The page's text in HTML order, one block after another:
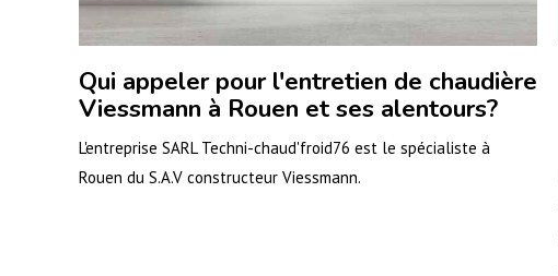
Qui appeler pour l'entretien de chaudière
Viessmann à Rouen et ses alentours?
L'entreprise SARL Techni-chaud'froid76 est le spécialiste à
Rouen du S.A.V constructeur Viessmann.